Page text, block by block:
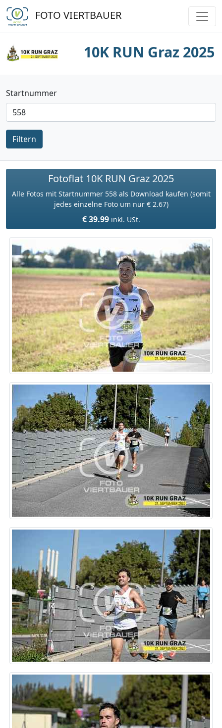
FOTO VIERTBAUER
10K RUN Graz 2025
Startnummer
Filtern
Fotoflat 10K RUN Graz 2025
Alle Fotos mit Startnummer 558 als Download kaufen (somit
jedes einzelne Foto um nur € 2.67)
€ 39.99 inkl. USt.